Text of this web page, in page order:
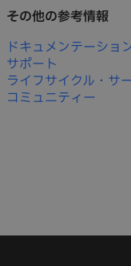
その他の参考情報
ドキュメンテーショ
サポート
ライフサイクル・サ
コミュニティー